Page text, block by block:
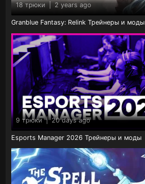
18 трюки | 2 years ago
Granblue Fantasy: Relink Трейнеры и моды
9 трюки | 20 days ago
Esports Manager 2026 Трейнеры и моды